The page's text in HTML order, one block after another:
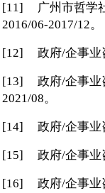
[11]
广州市哲学
2016/06-2017/12。
[12] 政府/企事业
[13] 政府/企事业
2021/08。
[14] 政府/企事业
[15] 政府/企事业
[16] 政府/企事业